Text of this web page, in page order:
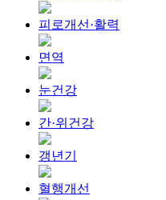
피로개선·활력
면역
눈건강
간·위건강
갱년기
혈행개선